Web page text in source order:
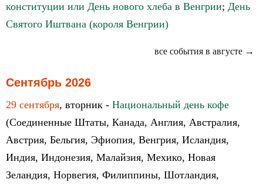
конституции или День нового хлеба в Венгрии; День
Святого Иштвана (короля Венгрии)
все события в августе →
Сентябрь 2026
29 сентября, вторник - Национальный день кофе
(Соединенные Штаты, Канада, Англия, Австралия,
Австрия, Бельгия, Эфиопия, Венгрия, Исландия,
Индия, Индонезия, Малайзия, Мехико, Новая
Зеландия, Норвегия, Филиппины, Шотландия,